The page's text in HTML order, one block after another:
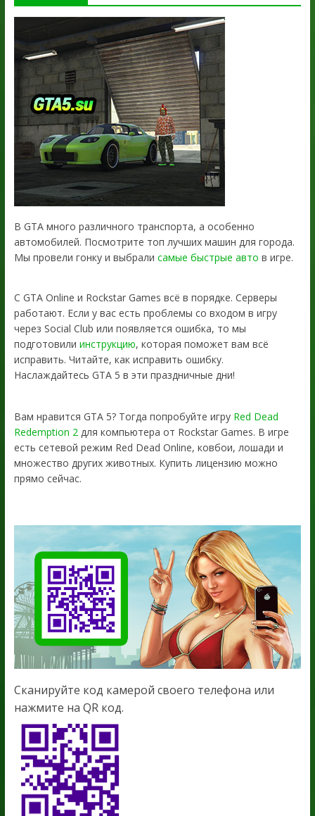
В GTA много различного транспорта, а особенно
автомобилей. Посмотрите топ лучших машин для города.
Мы провели гонку и выбрали самые быстрые авто в игре.
С GTA Online и Rockstar Games всё в порядке. Серверы
работают. Если у вас есть проблемы со входом в игру
через Social Club или появляется ошибка, то мы
подготовили инструкцию, которая поможет вам всё
исправить. Читайте, как исправить ошибку.
Наслаждайтесь GTA 5 в эти праздничные дни!
Вам нравится GTA 5? Тогда попробуйте игру Red Dead
Redemption 2для компьютера от Rockstar Games. В игре
есть сетевой режим Red Dead Online, ковбои, лошади и
множество других животных. Купить лицензию можно
прямо сейчас.
Сканируйте код камерой своего телефона или
нажмите на QR код.